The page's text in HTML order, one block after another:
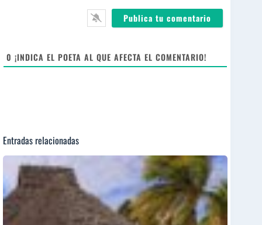
0 ¡INDICA EL POETA AL QUE AFECTA EL COMENTARIO!
Entradas relacionadas